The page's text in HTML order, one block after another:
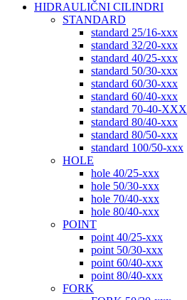
HIDRAULIČNI CILINDRI
STANDARD
standard 25/16-xxx
standard 32/20-xxx
standard 40/25-xxx
standard 50/30-xxx
standard 60/30-xxx
standard 60/40-xxx
standard 70-40-XXX
standard 80/40-xxx
standard 80/50-xxx
standard 100/50-xxx
HOLE
hole 40/25-xxx
hole 50/30-xxx
hole 70/40-xxx
hole 80/40-xxx
POINT
point 40/25-xxx
point 50/30-xxx
point 60/40-xxx
point 80/40-xxx
FORK